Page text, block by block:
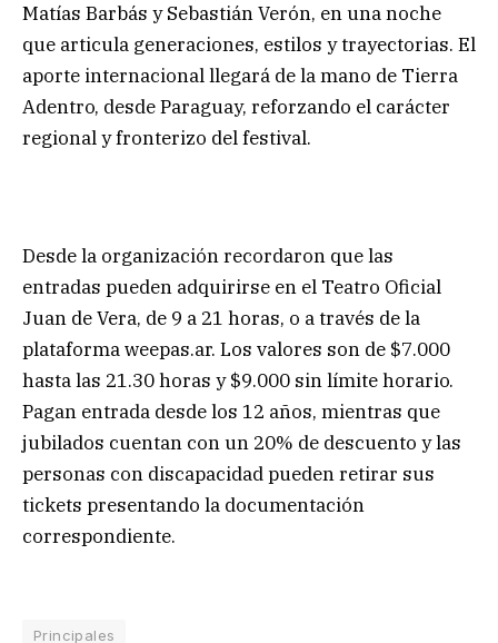
Matías Barbás y Sebastián Verón, en una noche
que articula generaciones, estilos y trayectorias. El
aporte internacional llegará de la mano de Tierra
Adentro, desde Paraguay, reforzando el carácter
regional y fronterizo del festival.
Desde la organización recordaron que las
entradas pueden adquirirse en el Teatro Oficial
Juan de Vera, de 9 a 21 horas, o a través de la
plataforma weepas.ar. Los valores son de $7.000
hasta las 21.30 horas y $9.000 sin límite horario.
Pagan entrada desde los 12 años, mientras que
jubilados cuentan con un 20% de descuento y las
personas con discapacidad pueden retirar sus
tickets presentando la documentación
correspondiente.
Principales